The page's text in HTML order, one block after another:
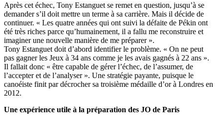
Après cet échec, Tony Estanguet se remet en question, jusqu’à se
demander s’il doit mettre un terme à sa carrière. Mais il décide de
continuer. « Les quatre années qui ont suivi la défaite de Pékin ont
été très riches parce qu’humainement, il a fallu me reconstruire et
imaginer une nouvelle manière de me préparer ».
Tony Estanguet doit d’abord identifier le problème. « On ne peut
pas gagner les Jeux à 34 ans comme je les avais gagnés à 22 ans ».
Il fallait donc « être capable de gérer l’échec, de l’assumer, de
l’accepter et de l’analyser ». Une stratégie payante, puisque le
canoéiste finit par décrocher sa troisième médaille d’or à Londres en
2012.
Une expérience utile à la préparation des JO de Paris